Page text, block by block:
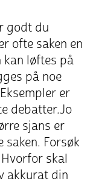
godt du
ofte saken en
kan løftes på
på noe
er
debatter.Jo
sjans er
saken. Forsøk
skal
akkurat din